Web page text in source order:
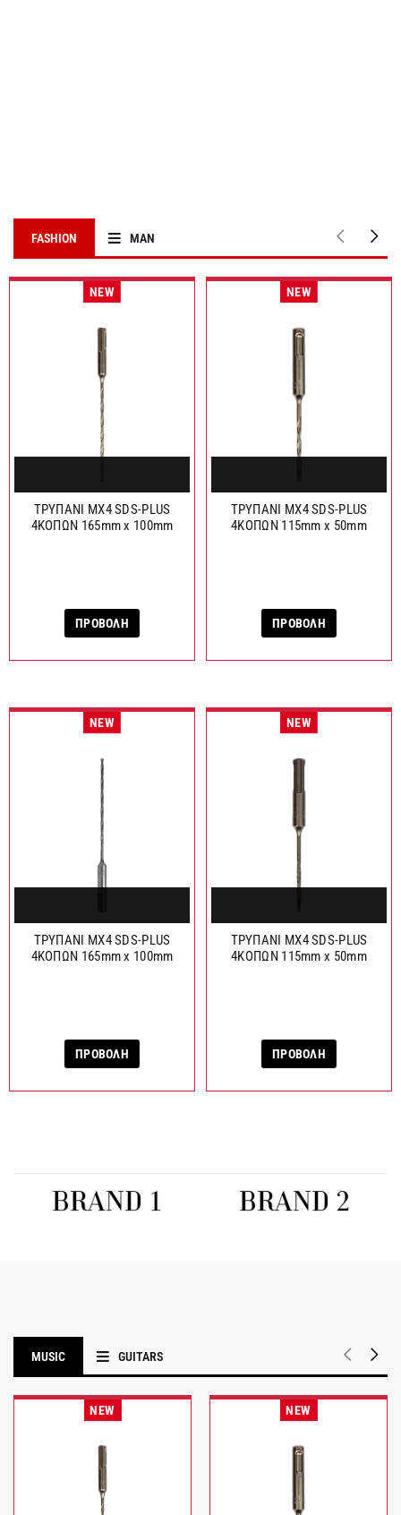
FASHION MAN
NEW
ΤΡΥΠΑΝΙ MX4 SDS-PLUS
4ΚΟΠΩΝ 165mm x 100mm
ΠΡΟΒΟΛΗ
NEW
ΤΡΥΠΑΝΙ MX4 SDS-PLUS
4ΚΟΠΩΝ 115mm x 50mm
ΠΡΟΒΟΛΗ
NEW
ΤΡΥΠΑΝΙ MX4 SDS-PLUS
4ΚΟΠΩΝ 165mm x 100mm
ΠΡΟΒΟΛΗ
NEW
ΤΡΥΠΑΝΙ MX4 SDS-PLUS
4ΚΟΠΩΝ 115mm x 50mm
ΠΡΟΒΟΛΗ
MUSIC GUITARS
NEW NEW